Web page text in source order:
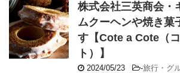
株式会社三英商会・
ムクーヘンや焼き菓
す【Cote a Cote（
ト）】
2024/05/23 -旅行・グ